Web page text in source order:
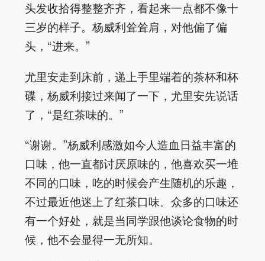
头发收拾得整整齐齐，看起来一点都不像十
三岁的样子。杨威利耸耸肩，对他偏了偏
头，“进来。”
尤里安走到床前，递上手里端着的茶杯和杯
碟，杨威利接过来闻了一下，尤里安先说话
了，“是红茶味的。”
“谢谢。”杨威利感激如今人造血日益丰富的
口味，他一直都讨厌原味的，他喜欢买一堆
不同的口味，吃的时候会产生随机的乐趣，
不过最近他迷上了红茶口味。众多的口味还
有一个好处，就是当同学跟他谈论食物的时
候，他不会显得一无所知。